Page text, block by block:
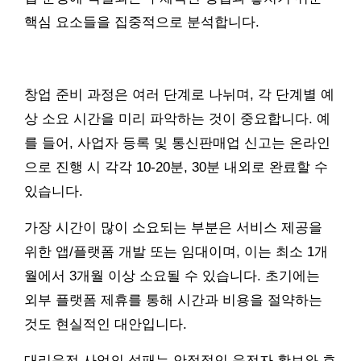
핵심 요소들을 집중적으로 분석합니다.
창업 준비 과정은 여러 단계로 나뉘며, 각 단계별 예
상 소요 시간을 미리 파악하는 것이 중요합니다. 예
를 들어, 사업자 등록 및 통신판매업 신고는 온라인
으로 진행 시 각각 10-20분, 30분 내외로 완료할 수
있습니다.
가장 시간이 많이 소요되는 부분은 서비스 제공을
위한 앱/플랫폼 개발 또는 임대이며, 이는 최소 1개
월에서 3개월 이상 소요될 수 있습니다. 초기에는
외부 플랫폼 제휴를 통해 시간과 비용을 절약하는
것도 현실적인 대안입니다.